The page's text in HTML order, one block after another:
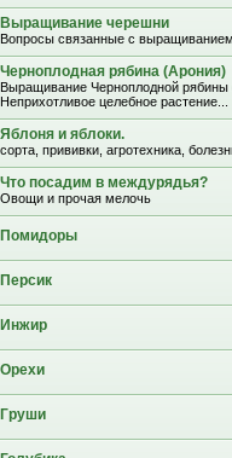
Выращивание черешни
Вопросы связанные с
Черноплодная рябина (Арония)
Выращивание Черноплодной рябины
Неприхотливое целебное растение...
Яблоня и яблоки.
сорта, прививки, агротехника,
Что посадим в междурядья?
Овощи и прочая мелочь
Помидоры
Персик
Инжир
Орехи
Груши